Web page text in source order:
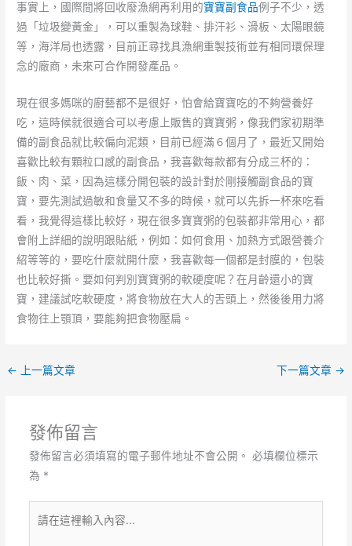
事實上，國際間將回收廢漁網再利用的寶寶副食品例子不少，透
過「垃圾變黃金」，可以重製為球鞋、排汗衫、滑板、太陽眼鏡
等，海洋局也透露，目前正尋找具漁網重製技術並有相同環保理
念的廠商，未來可合作開發產品。
現在很多媽咪的廚藝都不是很好，怕會給寶寶吃的不夠營養好
吃，這時候就很適合可以考慮上販售的寶寶粥，像我們家初期準
備的副食品就比較偏向泥類，目前已經滿６個月了，最近又開始
喜歡比較有顆粒口感的副食品，我喜歡每款都有分成三杯的：
飯、肉、菜，因為這樣分開包裝的設計對於剛接觸副食品的寶
寶，要先測試過敏和食量又不多的時候，就可以先拆一杯來吃看
看，我覺得這樣比較好，現在很多寶寶粥的包裝都非常用心，都
會附上詳細的說明跟貼紙，例如：如何食用、加熱方式跟營養介
紹等等的，要吃什麼就開什麼，我喜歡每一個都是封膜的，包裝
也比較好撕。要如何判別寶寶粥的軟硬度呢？在月齡還小的寶
寶，建議試吃軟硬度，將食物放在大人的舌頭上，然後後用力將
食物往上顎頂，要能夠把食物壓扁。
← 上一篇文章 下一篇文章 →
發佈留言
發佈留言必須填寫的電子郵件地址不會公開。 必填欄位標示
為 *
在